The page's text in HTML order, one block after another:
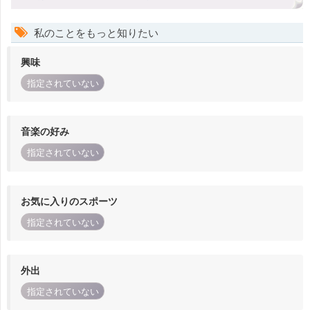
私のことをもっと知りたい
興味
指定されていない
音楽の好み
指定されていない
お気に入りのスポーツ
指定されていない
外出
指定されていない